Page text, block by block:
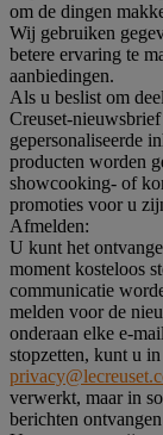
om de dingen
Wij gebruiken
betere ervaring te
aanbiedingen.
Als u beslist om
Creuset-
gepersonaliseerde
producten worden
showcooking- of
promoties voor u
Afmelden:
U kunt het
moment kosteloos
communicatie
melden voor de
onderaan elke e-
stopzetten, kunt u
verwerkt, maar in
berichten